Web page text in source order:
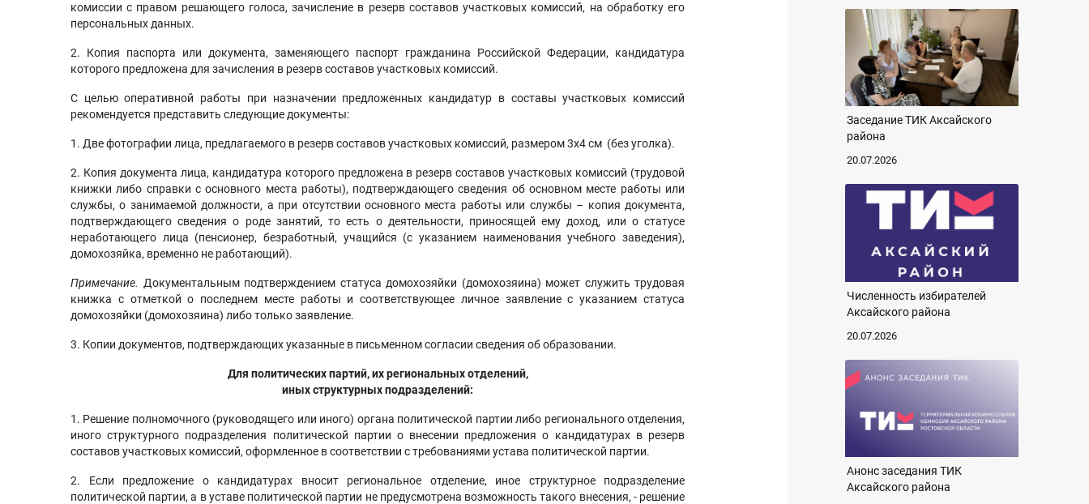
комиссии с правом решающего голоса, зачисление в резерв составов участковых комиссий, на обработку его
персональных данных.
2. Копия паспорта или документа, заменяющего паспорт гражданина Российской Федерации, кандидатура
которого предложена для зачисления в резерв составов участковых комиссий.
С целью оперативной работы при назначении предложенных кандидатур в составы участковых комиссий
рекомендуется представить следующие документы:
1. Две фотографии лица, предлагаемого в резерв составов участковых комиссий, размером 3х4 см (без уголка).
2. Копия документа лица, кандидатура которого предложена в резерв составов участковых комиссий (трудовой
книжки либо справки с основного места работы), подтверждающего сведения об основном месте работы или
службы, о занимаемой должности, а при отсутствии основного места работы или службы – копия документа,
подтверждающего сведения о роде занятий, то есть о деятельности, приносящей ему доход, или о статусе
неработающего лица (пенсионер, безработный, учащийся (с указанием наименования учебного заведения),
домохозяйка, временно не работающий).
Примечание. Документальным подтверждением статуса домохозяйки (домохозяина) может служить трудовая
книжка с отметкой о последнем месте работы и соответствующее личное заявление с указанием статуса
домохозяйки (домохозяина) либо только заявление.
3. Копии документов, подтверждающих указанные в письменном согласии сведения об образовании.
Для политических партий, их региональных отделений,
иных структурных подразделений:
1. Решение полномочного (руководящего или иного) органа политической партии либо регионального отделения,
иного структурного подразделения политической партии о внесении предложения о кандидатурах в резерв
составов участковых комиссий, оформленное в соответствии с требованиями устава политической партии.
2. Если предложение о кандидатурах вносит региональное отделение, иное структурное подразделение
политической партии, а в уставе политической партии не предусмотрена возможность такого внесения, - решение
Заседание ТИК Аксайского
района
20.07.2026
Численность избирателей
Аксайского района
20.07.2026
Анонс заседания ТИК
Аксайского района